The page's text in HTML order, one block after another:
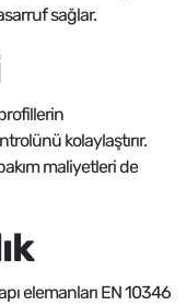
sağlar.
kolaylaştırır.
maliyetleri de
elemanları EN 10346